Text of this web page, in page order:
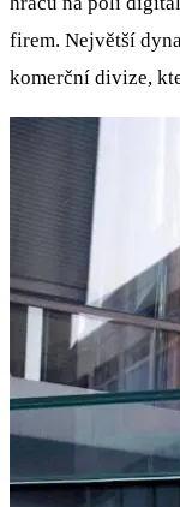
firem. Největší
komerční divize,